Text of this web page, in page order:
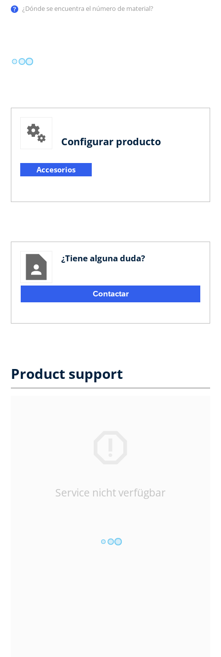
¿Dónde se encuentra el número de material?
Configurar producto
Accesorios
¿Tiene alguna duda?
Contactar
Product support
Service nicht verfügbar